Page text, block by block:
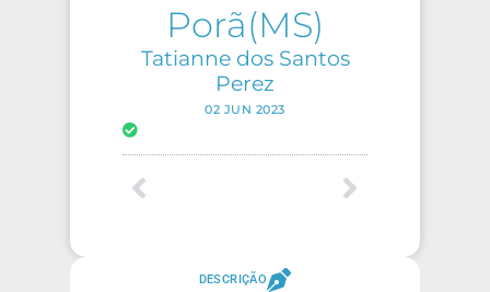
Porã(MS)
Tatianne dos Santos
Perez
02 JUN 2023
DESCRIÇÃO